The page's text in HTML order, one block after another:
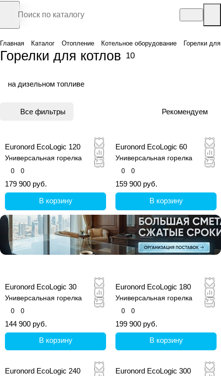
Главная Каталог Отопление Котельное оборудование Горелки
Горелки для котлов 10
на дизельном топливе
Все фильтры Рекомендуем
Euronord EcoLogic 120
Универсальная горелка
0 0
179 900 руб.
В корзину
Euronord EcoLogic 60
Универсальная горелка
0 0
159 900 руб.
В корзину
Euronord EcoLogic 30
Универсальная горелка
0 0
144 900 руб.
В корзину
Euronord EcoLogic 180
Универсальная горелка
0 0
199 900 руб.
В корзину
Euronord EcoLogic 240 Euronord EcoLogic 300